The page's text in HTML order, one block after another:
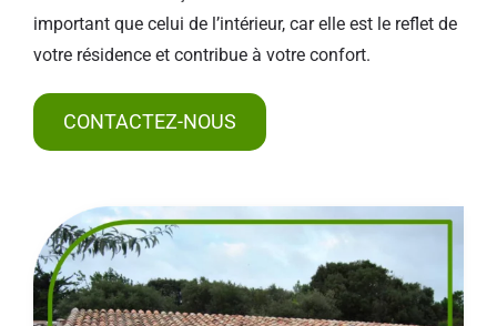
important que celui de l’intérieur, car elle est le reflet de
votre résidence et contribue à votre confort.
CONTACTEZ-NOUS